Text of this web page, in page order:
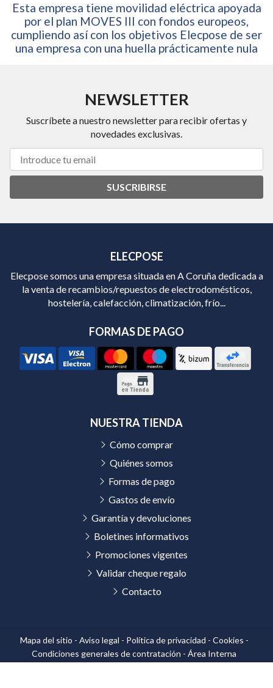
Esta empresa tiene movilidad eléctrica apoyada
por el plan MOVES III con fondos europeos,
cumpliendo así con los objetivos Elecpose de ser
una empresa con una huella prácticamente nula
NEWSLETTER
Suscríbete a nuestro newsletter para recibir ofertas y
novedades exclusivas.
SUSCRIBIRSE
ELECPOSE
Elecpose somos una empresa situada en A Coruña dedicada a
la venta de recambios/repuestos de electrodomésticos,
hostelería, calefacción, climatización, frío...
FORMAS DE PAGO
NUESTRA TIENDA
Cómo comprar
Quiénes somos
Formas de pago
Gastos de envío
Garantía y devoluciones
Boletines informativos
Promociones vigentes
Validar cheque regalo
Contacto
Mapa del sitio - Aviso legal - Política de privacidad - Cookies -
Condiciones generales de contratación - Área Interna